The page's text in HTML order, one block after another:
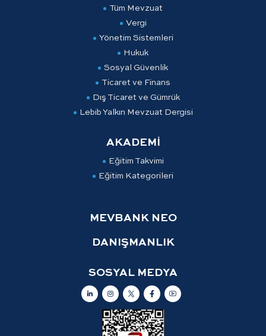
Tüm Mevzuat
Vergi
Yönetim Sistemleri
Hukuk
Sosyal Güvenlik
Ticaret ve Finans
Dış Ticaret ve Gümrük
Lebib Yalkın Mevzuat Dergisi
AKADEMİ
Eğitim Takvimi
Eğitim Kategorileri
MEVBANK NEO
DANIŞMANLIK
SOSYAL MEDYA